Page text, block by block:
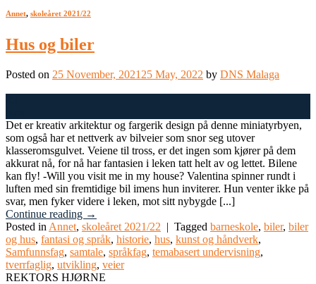
Annet, skoleåret 2021/22
Hus og biler
Posted on 25 November, 2021 25 May, 2022 by DNS Malaga
Det er kreativ arkitektur og fargerik design på denne miniatyrbyen,
som også har et nettverk av bilveier som snor seg utover
klasseromsgulvet. Veiene til tross, er det ingen som kjører på dem
akkurat nå, for nå har fantasien i leken tatt helt av og lettet. Bilene
kan fly! -Will you visit me in my house? Valentina spinner rundt i
luften med sin fremtidige bil imens hun inviterer. Hun venter ikke på
svar, men fyker videre i leken, mot sitt nybygde [...]
Continue reading →
Posted in Annet, skoleåret 2021/22 | Tagged barneskole, biler, biler
og hus, fantasi og språk, historie, hus, kunst og håndverk,
Samfunnsfag, samtale, språkfag, temabasert undervisning,
tverrfaglig, utvikling, veier
REKTORS HJØRNE